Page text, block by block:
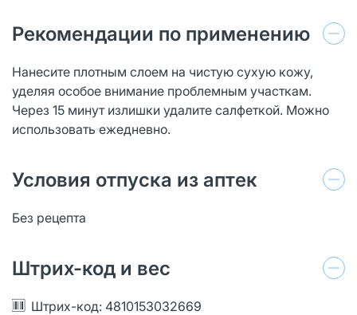
Рекомендации по применению
Нанесите плотным слоем на чистую сухую кожу,
уделяя особое внимание проблемным участкам.
Через 15 минут излишки удалите салфеткой. Можно
использовать ежедневно.
Условия отпуска из аптек
Без рецепта
Штрих-код и вес
Штрих-код: 4810153032669